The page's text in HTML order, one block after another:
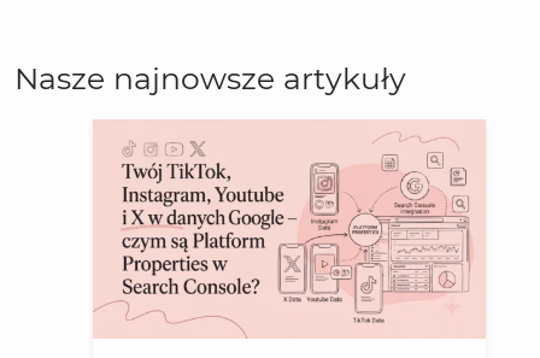
Nasze najnowsze artykuły